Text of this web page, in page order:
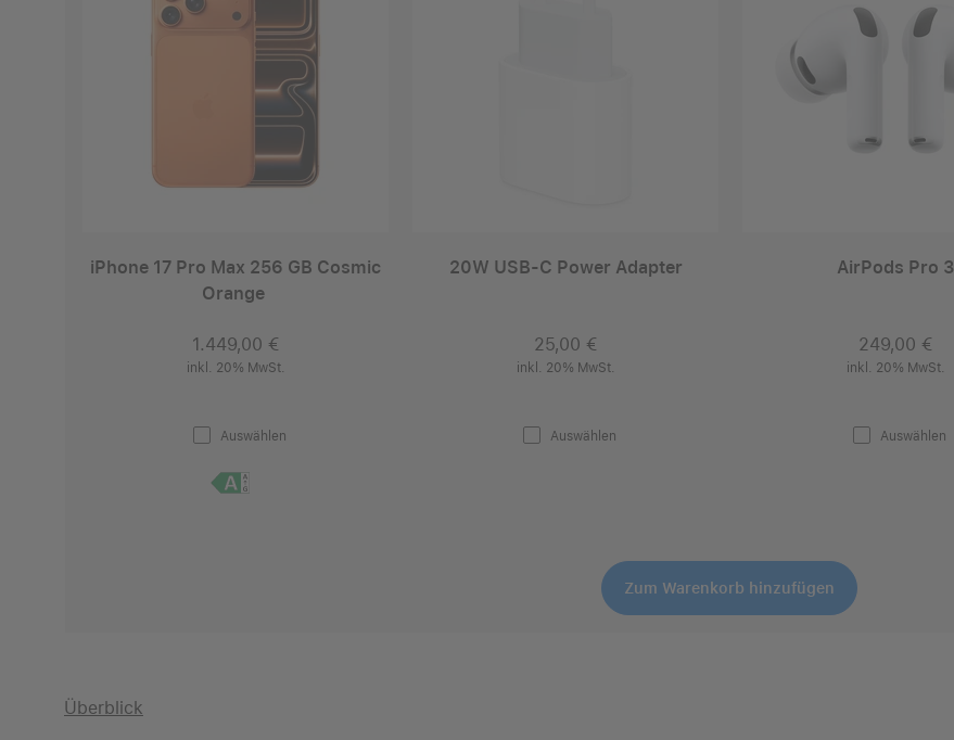
iPhone 17 Pro Max 256 GB Cosmic
Orange
1.449,00 €
inkl. 20% MwSt.
Auswählen
20W USB‑C Power Adapter
25,00 €
inkl. 20% MwSt.
Auswählen
AirPods Pro 3
249,00 €
inkl. 20% MwSt.
Auswählen
Zum Warenkorb hinzufügen
Überblick